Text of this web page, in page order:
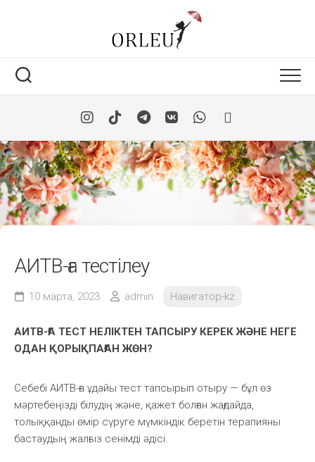
АИТВ-ға тестілеу
10 марта, 2023 admin Навигатор-kz
АИТВ-ҒА ТЕСТ НЕЛІКТЕН ТАПСЫРУ КЕРЕК ЖӘНЕ НЕГЕ
ОДАН ҚОРЫҚПАҒАН ЖӨН?
Себебі АИТВ-ға ұдайы тест тапсырып отыру — бұл өз
мәртебеңізді білудің және, қажет болған жағдайда,
толыққанды өмір сүруге мүмкіндік беретін терапияны
бастаудың жалғыз сенімді әдісі.